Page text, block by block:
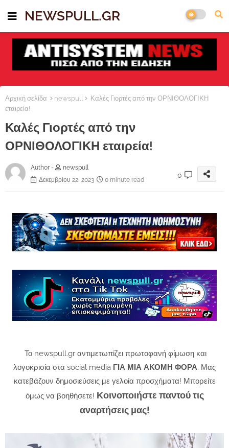
NEWSPULL.GR
Αρχική σελίδα newspull
Καλές Γιορτές από την ΟΡΝΙΘΟΛΟΓΙΚΗ
εταιρεία!
Καλές Γιορτές από την
ΟΡΝΙΘΟΛΟΓΙΚΗ εταιρεία!
Author -
newspull
Δεκεμβρίου 22, 2023
0 minute read
0
Το newspull.gr αντιμετωπίζει πρωτοφανή φίμωση και
λογοκρισία στα social media ΓΙΑ ΜΙΑ ΑΚΟΜΗ ΦΟΡΑ. Μας
κατεβάζουν δημοσιεύσεις με γελοία προσχήματα! Μπορείτε
όμως να βοηθήσετε! Κοινοποιήστε παντού τις
αναρτήσεις μας!